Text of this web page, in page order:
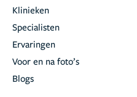
Klinieken
Specialisten
Ervaringen
Voor en na foto’s
Blogs